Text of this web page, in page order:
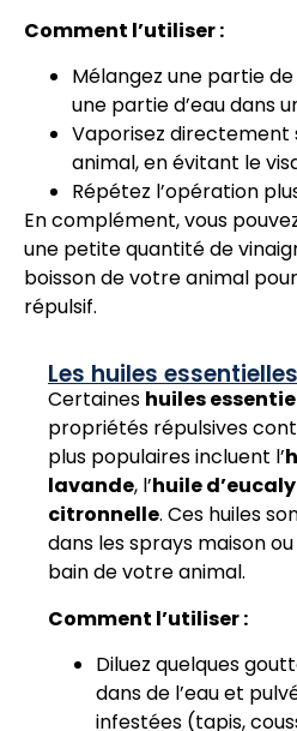
Comment l’utiliser :
Mélangez une partie
une partie d’eau dans
Vaporisez directement
animal, en évitant le
Répétez l’opération
En complément, vous
une petite quantité de
boisson de votre animal
répulsif.
Les huiles essentielles
Certaines huiles
propriétés répulsives
plus populaires incluent l’
lavande, l’huile
citronnelle. Ces huiles
dans les sprays maison
bain de votre animal.
Comment l’utiliser :
Diluez quelques
dans de l’eau et
infestées (tapis,